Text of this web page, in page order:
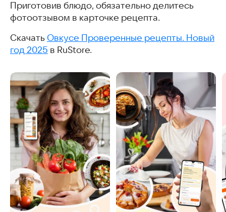
Приготовив блюдо, обязательно делитесь
фотоотзывом в карточке рецепта.
Скачать Овкусе Проверенные рецепты. Новый
год 2025 в RuStore.